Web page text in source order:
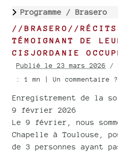
Programme / Brasero
//BRASERO//RÉCITS
TÉMOIGNANT DE
CISJORDANIE
Publié le 23 mars 2026 /
: 1 mn | Un commentaire ?
Enregistrement de la
9 février 2026
Le 9 février, nous
Chapelle à Toulouse,
de 3 personnes ayant